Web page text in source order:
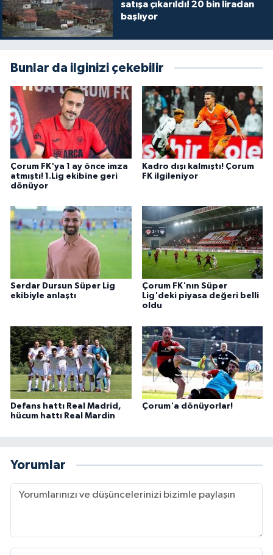
satışa çıkarıldı! 20 bin liradan
başlıyor
Bunlar da ilginizi çekebilir
Çorum FK'ya 1 ay önce imza
atmıştı! 1.Lig ekibine geri
dönüyor
Kadro dışı kalmıştı! Çorum
FK ilgileniyor
Serdar Dursun Süper Lig
ekibiyle anlaştı
Çorum FK'nın Süper
Lig'deki piyasa değeri belli
oldu
Defans hattı Real Madrid,
hücum hattı Real Mardin
Çorum'a dönüyorlar!
Yorumlar